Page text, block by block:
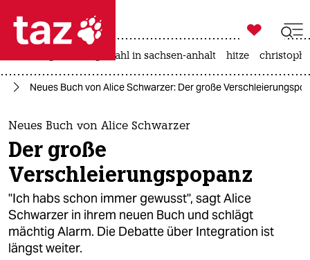
 taz zahl ich
taz zahl ich
themen
politik
öko
gesellschaft
kultur

taz zahl ich
landtagswahl in sachsen-anhalt hitze
Neues Buch von Alice Schwarzer: Der große
Neues Buch von Alice Schwarzer
Der große
Verschleierungspopanz
"Ich habs schon immer gewusst", sagt Alice
Schwarzer in ihrem neuen Buch und schlägt
mächtig Alarm. Die Debatte über Integration ist
längst weiter.